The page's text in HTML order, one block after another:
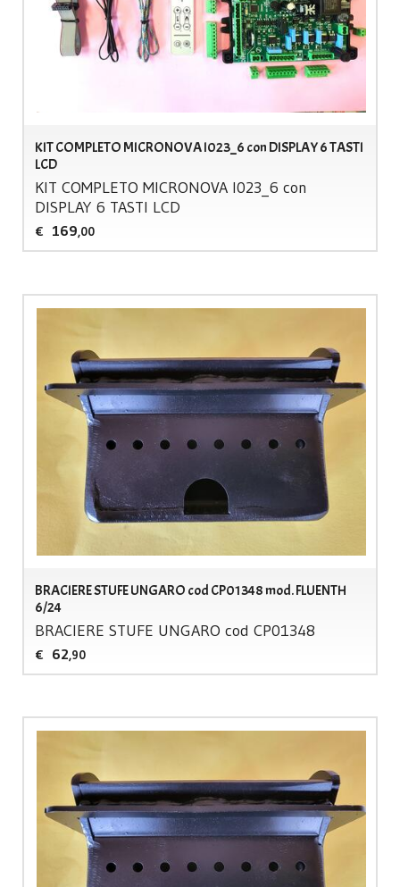
KIT COMPLETO MICRONOVA I023_6 con DISPLAY 6 TASTI
LCD
KIT COMPLETO MICRONOVAI023_6 con
DISPLAY6 TASTI LCD
€ 169,00
BRACIERE STUFE UNGARO cod CP01348 mod. FLUENTH
6/24
BRACIERE STUFE UNGARO cod CP01348
€ 62,90